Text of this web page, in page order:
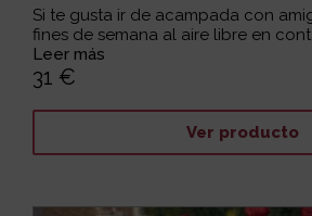
Si te gusta ir de acampada con
fines de semana al aire libre en
Leer más
31 €
Ver producto